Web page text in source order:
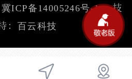
冀ICP备14005246号-1技
：
百云科技